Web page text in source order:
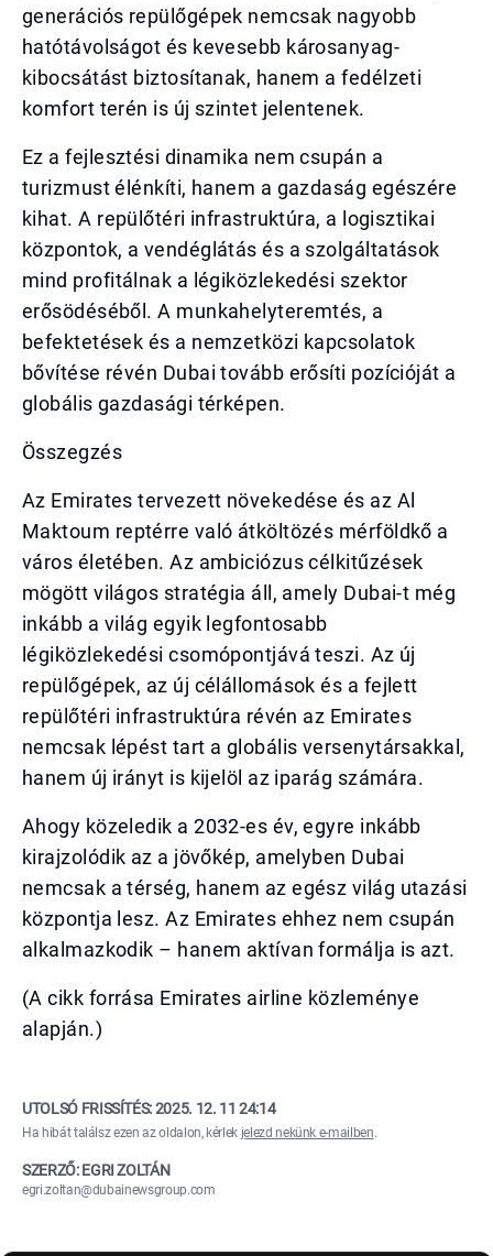
generációs repülőgépek nemcsak nagyobb
hatótávolságot és kevesebb károsanyag-
kibocsátást biztosítanak, hanem a fedélzeti
komfort terén is új szintet jelentenek.
Ez a fejlesztési dinamika nem csupán a
turizmust élénkíti, hanem a gazdaság egészére
kihat. A repülőtéri infrastruktúra, a logisztikai
központok, a vendéglátás és a szolgáltatások
mind profitálnak a légiközlekedési szektor
erősödéséből. A munkahelyteremtés, a
befektetések és a nemzetközi kapcsolatok
bővítése révén Dubai tovább erősíti pozícióját a
globális gazdasági térképen.
Összegzés
Az Emirates tervezett növekedése és az Al
Maktoum reptérre való átköltözés mérföldkő a
város életében. Az ambiciózus célkitűzések
mögött világos stratégia áll, amely Dubai-t még
inkább a világ egyik legfontosabb
légiközlekedési csomópontjává teszi. Az új
repülőgépek, az új célállomások és a fejlett
repülőtéri infrastruktúra révén az Emirates
nemcsak lépést tart a globális versenytársakkal,
hanem új irányt is kijelöl az iparág számára.
Ahogy közeledik a 2032-es év, egyre inkább
kirajzolódik az a jövőkép, amelyben Dubai
nemcsak a térség, hanem az egész világ utazási
központja lesz. Az Emirates ehhez nem csupán
alkalmazkodik – hanem aktívan formálja is azt.
(A cikk forrása Emirates airline közleménye
alapján.)
UTOLSÓ FRISSÍTÉS:2025. 12. 11 24:14
Ha hibát találsz ezen az oldalon, kérlek jelezd nekünk e-mailben.
SZERZŐ: EGRI ZOLTÁN
egri.zoltan@dubainewsgroup.com